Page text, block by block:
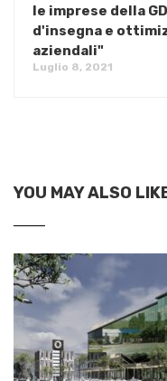
le imprese della
d'insegna e
aziendali"
Luglio 8, 2021
YOU MAY ALSO